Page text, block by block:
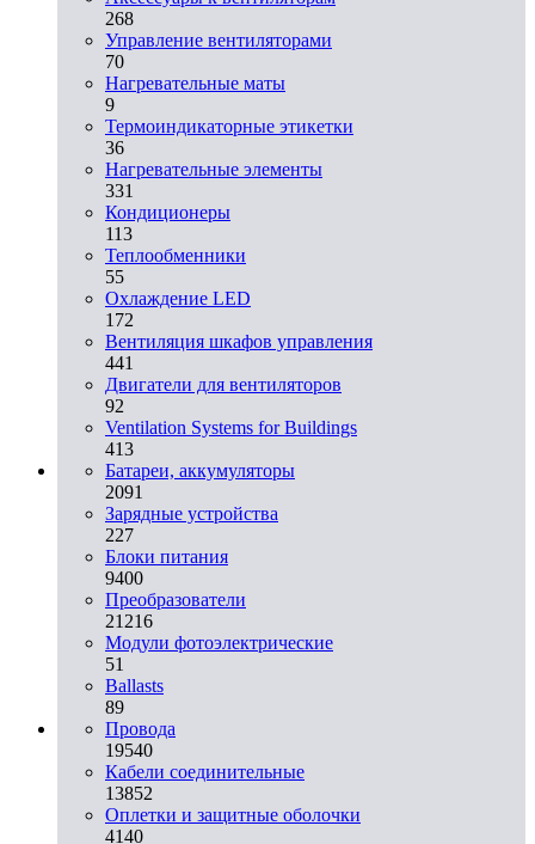
268
Управление вентиляторами
70
Нагревательные маты
9
Термоиндикаторные этикетки
36
Нагревательные элементы
331
Кондиционеры
113
Теплообменники
55
Охлаждение LED
172
Вентиляция шкафов управления
441
Двигатели для вентиляторов
92
Ventilation Systems for Buildings
413
Батареи, аккумуляторы
2091
Зарядные устройства
227
Блоки питания
9400
Преобразователи
21216
Модули фотоэлектрические
51
Ballasts
89
Провода
19540
Кабели соединительные
13852
Оплетки и защитные оболочки
4140